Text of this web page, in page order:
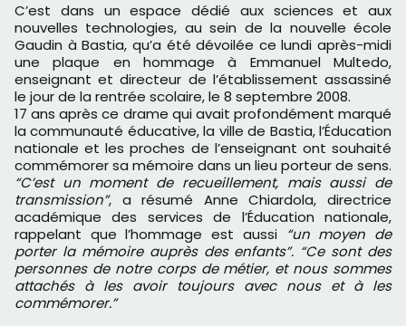
C’est dans un espace dédié aux sciences et aux
nouvelles technologies, au sein de la nouvelle école
Gaudin à Bastia, qu’a été dévoilée ce lundi après-midi
une plaque en hommage à Emmanuel Multedo,
enseignant et directeur de l’établissement assassiné
le jour de la rentrée scolaire, le 8 septembre 2008.
17 ans après ce drame qui avait profondément marqué
la communauté éducative, la ville de Bastia, l’Éducation
nationale et les proches de l’enseignant ont souhaité
commémorer sa mémoire dans un lieu porteur de sens.
“C’est un moment de recueillement, mais aussi de
transmission”, a résumé Anne Chiardola, directrice
académique des services de l’Éducation nationale,
rappelant que l’hommage est aussi “un moyen de
porter la mémoire auprès des enfants”. “Ce sont des
personnes de notre corps de métier, et nous sommes
attachés à les avoir toujours avec nous et à les
commémorer.”